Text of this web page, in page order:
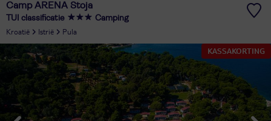
Camp ARENA Stoja
TUI classificatie Camping
Kroatië Istrië
Pula
KASSAKORTING